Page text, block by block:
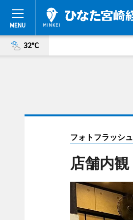
32°C
フォトフラッシュ
店舗内観